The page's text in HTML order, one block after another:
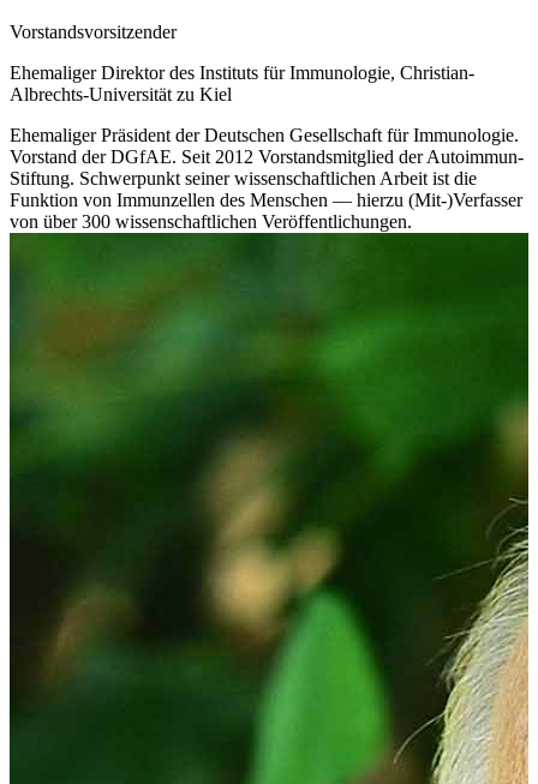
Vorstandsvorsitzender
Ehemaliger Direktor des Instituts für Immunologie, Christian-
Albrechts-Universität zu Kiel
Ehemaliger Präsident der Deutschen Gesellschaft für Immunologie.
Vorstand der DGfAE. Seit 2012 Vorstandsmitglied der Autoimmun-
Stiftung. Schwerpunkt seiner wissenschaftlichen Arbeit ist die
Funktion von Immunzellen des Menschen — hierzu (Mit-)Verfasser
von über 300 wissenschaftlichen Veröffentlichungen.